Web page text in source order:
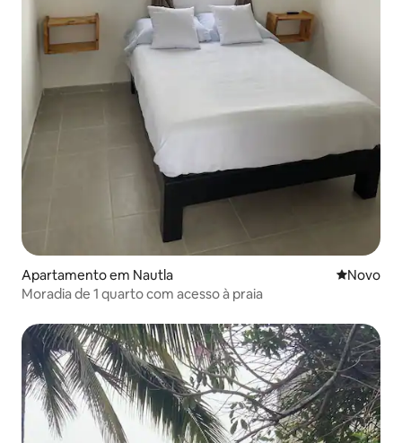
Apartamento em Nautla Novo
Novo
Moradia de 1 quarto com acesso à praia